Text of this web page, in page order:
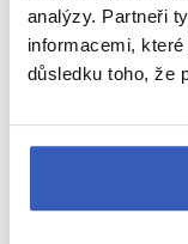
analýzy. Partneři
informacemi,
důsledku toho, že
Oblíbená
Kuta: